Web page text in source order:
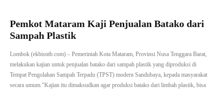
Pemkot Mataram Kaji Penjualan Batako dari
Sampah Plastik
Lombok (ekbisntb.com) – Pemerintah Kota Mataram, Provinsi Nusa Tenggara Barat,
melakukan kajian untuk penjualan batako dari sampah plastik yang diproduksi di
Tempat Pengolahan Sampah Terpadu (TPST) modern Sandubaya, kepada masyarakat
secara umum."Kajian itu dimaksudkan agar produksi batako dari limbah plastik, bisa